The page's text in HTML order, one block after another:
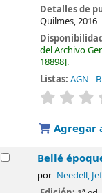
Detalles de
Quilmes,2016
del Archivo
18898 .
Listas: AGN -
valoración
Agregar
Bellé
por Needell,